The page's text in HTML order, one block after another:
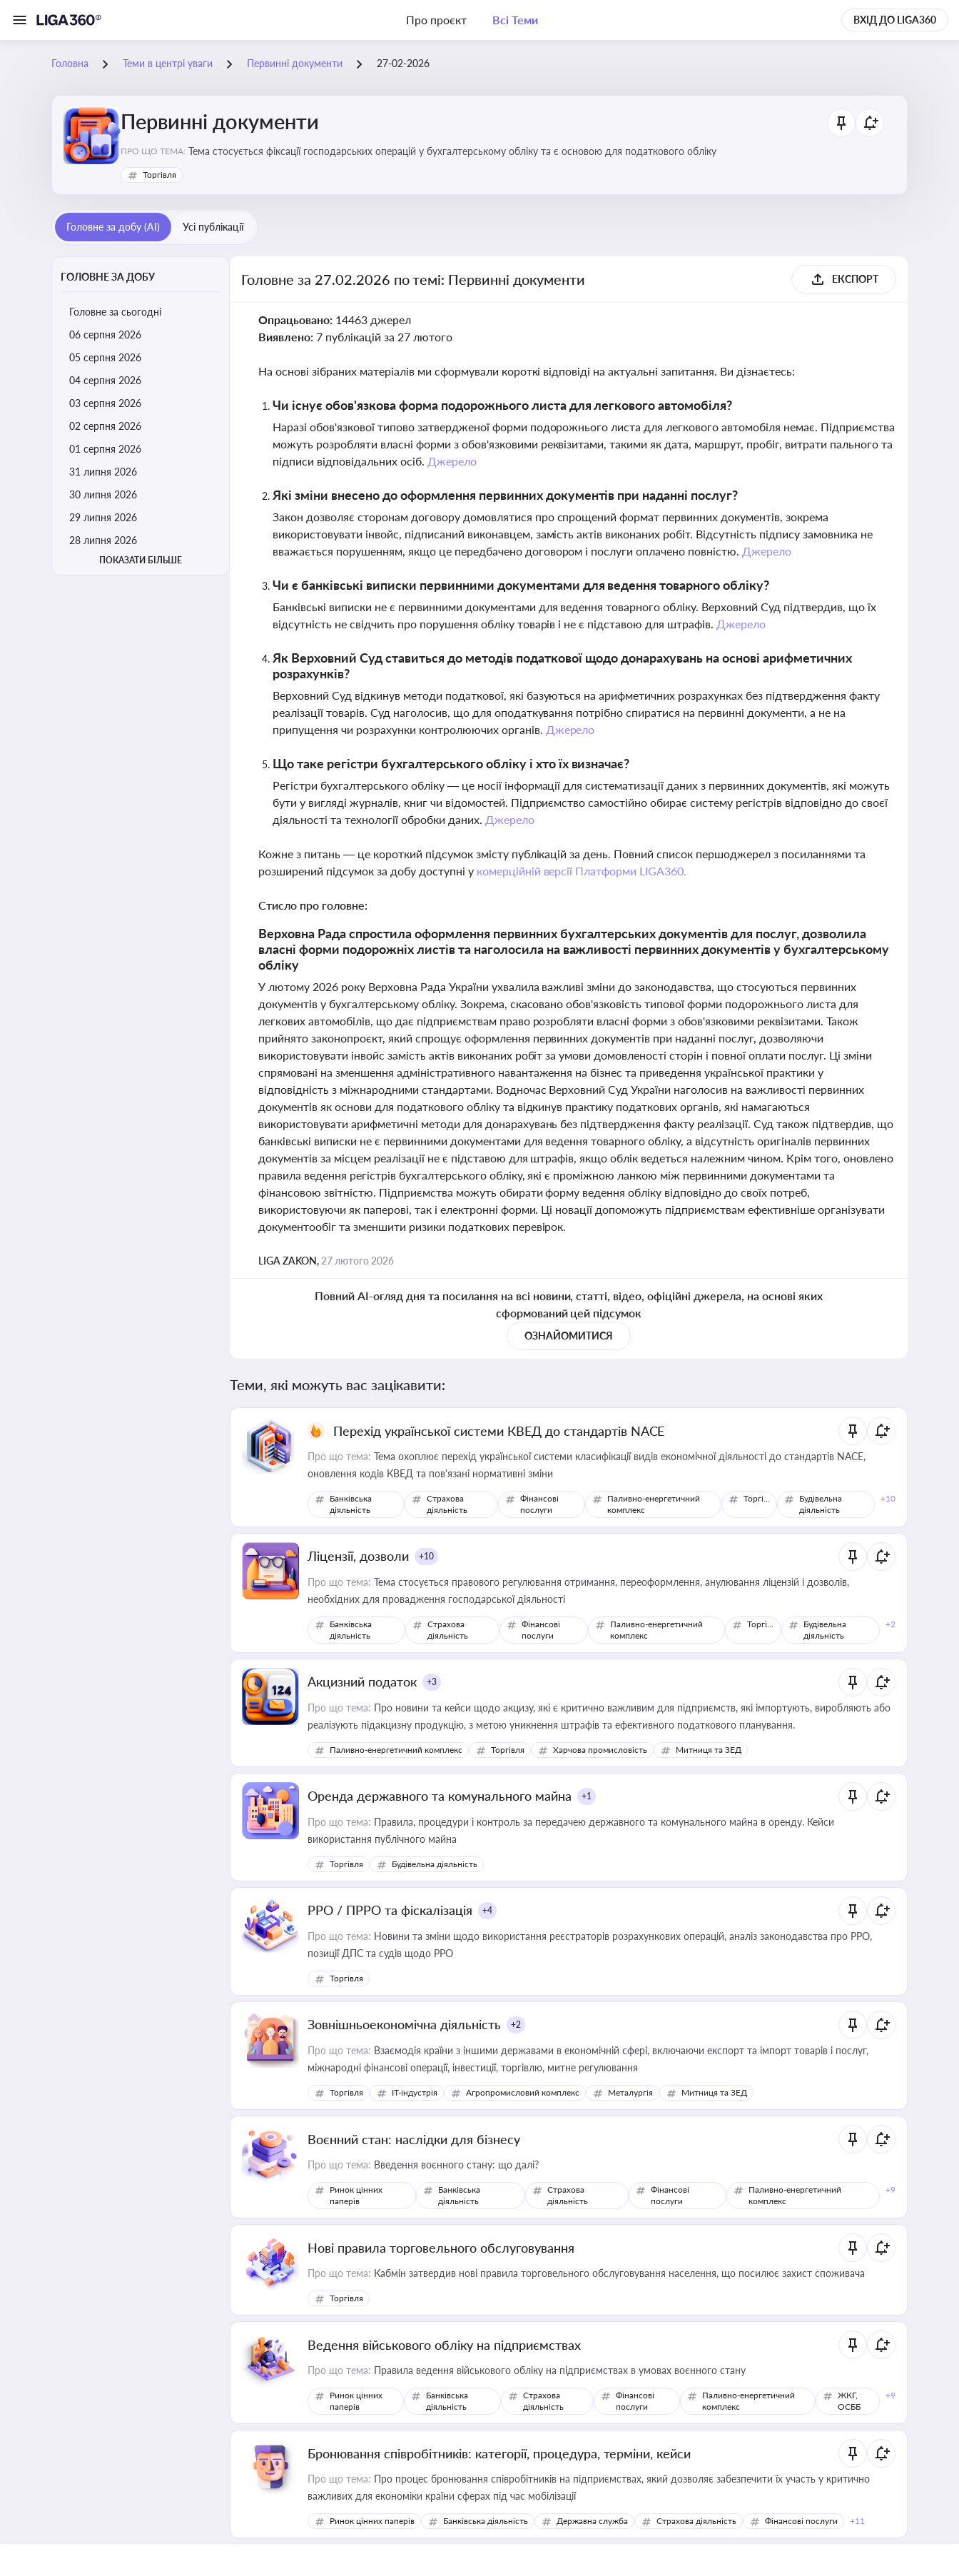
Про проєкт Всі Теми ВХІД ДО LIGA360
Головна Теми в центрі уваги Первинні документи 27-02-2026
Первинні документи
ПРО ЩО ТЕМА: Тема стосується фіксації господарських операцій у бухгалтерському обліку та є основою для податкового обліку
Торгівля
Головне за добу (AI) Усі публікації
ГОЛОВНЕ ЗА ДОБУ
Головне за сьогодні
06 серпня 2026
05 серпня 2026
04 серпня 2026
03 серпня 2026
02 серпня 2026
01 серпня 2026
31 липня 2026
30 липня 2026
29 липня 2026
28 липня 2026
ПОКАЗАТИ БІЛЬШЕ
Головне за 27.02.2026 по темі: Первинні документи ЕКСПОРТ
Опрацьовано: 14463 джерел
Виявлено: 7 публікацій за 27 лютого
На основі зібраних матеріалів ми сформували короткі відповіді на актуальні запитання. Ви дізнаєтесь:
Чи існує обов'язкова форма подорожнього листа для легкового автомобіля?
Наразі обов'язкової типово затвердженої форми подорожнього листа для легкового автомобіля немає. Підприємства
можуть розробляти власні форми з обов'язковими реквізитами, такими як дата, маршрут, пробіг, витрати пального та
підписи відповідальних осіб. Джерело
Які зміни внесено до оформлення первинних документів при наданні послуг?
Закон дозволяє сторонам договору домовлятися про спрощений формат первинних документів, зокрема
використовувати інвойс, підписаний виконавцем, замість актів виконаних робіт. Відсутність підпису замовника не
вважається порушенням, якщо це передбачено договором і послуги оплачено повністю. Джерело
Чи є банківські виписки первинними документами для ведення товарного обліку?
Банківські виписки не є первинними документами для ведення товарного обліку. Верховний Суд підтвердив, що їх
відсутність не свідчить про порушення обліку товарів і не є підставою для штрафів. Джерело
Як Верховний Суд ставиться до методів податкової щодо донарахувань на основі арифметичних
розрахунків?
Верховний Суд відкинув методи податкової, які базуються на арифметичних розрахунках без підтвердження факту
реалізації товарів. Суд наголосив, що для оподаткування потрібно спиратися на первинні документи, а не на
припущення чи розрахунки контролюючих органів. Джерело
Що таке регістри бухгалтерського обліку і хто їх визначає?
Регістри бухгалтерського обліку — це носії інформації для систематизації даних з первинних документів, які можуть
бути у вигляді журналів, книг чи відомостей. Підприємство самостійно обирає систему регістрів відповідно до своєї
діяльності та технології обробки даних. Джерело
Кожне з питань — це короткий підсумок змісту публікацій за день. Повний список першоджерел з посиланнями та
розширений підсумок за добу доступні у комерційній версії Платформи LIGA360.
Стисло про головне:
Верховна Рада спростила оформлення первинних бухгалтерських документів для послуг, дозволила
власні форми подорожніх листів та наголосила на важливості первинних документів у бухгалтерському
обліку
У лютому 2026 року Верховна Рада України ухвалила важливі зміни до законодавства, що стосуються первинних
документів у бухгалтерському обліку. Зокрема, скасовано обов'язковість типової форми подорожнього листа для
легкових автомобілів, що дає підприємствам право розробляти власні форми з обов'язковими реквізитами. Також
прийнято законопроєкт, який спрощує оформлення первинних документів при наданні послуг, дозволяючи
використовувати інвойс замість актів виконаних робіт за умови домовленості сторін і повної оплати послуг. Ці зміни
спрямовані на зменшення адміністративного навантаження на бізнес та приведення української практики у
відповідність з міжнародними стандартами. Водночас Верховний Суд України наголосив на важливості первинних
документів як основи для податкового обліку та відкинув практику податкових органів, які намагаються
використовувати арифметичні методи для донарахувань без підтвердження факту реалізації. Суд також підтвердив, що
банківські виписки не є первинними документами для ведення товарного обліку, а відсутність оригіналів первинних
документів за місцем реалізації не є підставою для штрафів, якщо облік ведеться належним чином. Крім того, оновлено
правила ведення регістрів бухгалтерського обліку, які є проміжною ланкою між первинними документами та
фінансовою звітністю. Підприємства можуть обирати форму ведення обліку відповідно до своїх потреб,
використовуючи як паперові, так і електронні форми. Ці новації допоможуть підприємствам ефективніше організувати
документообіг та зменшити ризики податкових перевірок.
LIGA ZAKON, 27 лютого 2026
Повний AI-огляд дня та посилання на всі новини, статті, відео, офіційні джерела, на основі яких
сформований цей підсумок
ОЗНАЙОМИТИСЯ
Теми, які можуть вас зацікавити:
Перехід української системи КВЕД до стандартів NACE
Про що тема: Тема охоплює перехід української системи класифікації видів економічної діяльності до стандартів NACE,
оновлення кодів КВЕД та пов'язані нормативні зміни
Банківська
діяльність
Страхова
діяльність
Фінансові
послуги
Паливно-енергетичний
комплекс
Торгівля
Будівельна
діяльність
+10
Ліцензії, дозволи +10
Про що тема: Тема стосується правового регулювання отримання, переоформлення, анулювання ліцензій і дозволів,
необхідних для провадження господарської діяльності
Банківська
діяльність
Страхова
діяльність
Фінансові
послуги
Паливно-енергетичний
комплекс
Торгівля
Будівельна
діяльність
+2
Акцизний податок +3
Про що тема: Про новини та кейси щодо акцизу, які є критично важливим для підприємств, які імпортують, виробляють або
реалізують підакцизну продукцію, з метою уникнення штрафів та ефективного податкового планування.
Паливно-енергетичний комплекс Торгівля Харчова промисловість Митниця та ЗЕД
Оренда державного та комунального майна +1
Про що тема: Правила, процедури і контроль за передачею державного та комунального майна в оренду. Кейси
використання публічного майна
Торгівля Будівельна діяльність
РРО / ПРРО та фіскалізація +4
Про що тема: Новини та зміни щодо використання реєстраторів розрахункових операцій, аналіз законодавства про РРО,
позиції ДПС та судів щодо РРО
Торгівля
Зовнішньоекономічна діяльність +2
Про що тема: Взаємодія країни з іншими державами в економічній сфері, включаючи експорт та імпорт товарів і послуг,
міжнародні фінансові операції, інвестиції, торгівлю, митне регулювання
Торгівля IT-індустрія Агропромисловий комплекс Металургія Митниця та ЗЕД
Воєнний стан: наслідки для бізнесу
Про що тема: Введення воєнного стану: що далі?
Ринок цінних
паперів
Банківська
діяльність
Страхова
діяльність
Фінансові
послуги
Паливно-енергетичний
комплекс
+9
Нові правила торговельного обслуговування
Про що тема: Кабмін затвердив нові правила торговельного обслуговування населення, що посилює захист споживача
Торгівля
Ведення військового обліку на підприємствах
Про що тема: Правила ведення військового обліку на підприємствах в умовах воєнного стану
Ринок цінних
паперів
Банківська
діяльність
Страхова
діяльність
Фінансові
послуги
Паливно-енергетичний
комплекс
ЖКГ,
ОСББ
+9
Бронювання співробітників: категорії, процедура, терміни, кейси
Про що тема: Про процес бронювання співробітників на підприємствах, який дозволяє забезпечити їх участь у критично
важливих для економіки країни сферах під час мобілізації
Ринок цінних паперів Банківська діяльність Державна служба Страхова діяльність Фінансові послуги +11